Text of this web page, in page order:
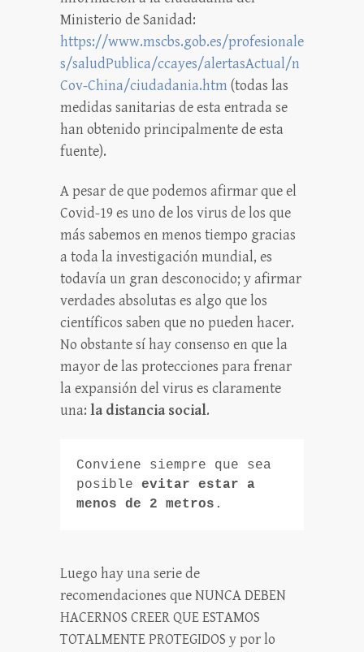
Ministerio de Sanidad:
https://www.mscbs.gob.es/profesionale
s/saludPublica/ccayes/alertasActual/n
Cov-China/ciudadania.htm (todas las
medidas sanitarias de esta entrada se
han obtenido principalmente de esta
fuente).
A pesar de que podemos afirmar que el
Covid-19 es uno de los virus de los que
más sabemos en menos tiempo gracias
a toda la investigación mundial, es
todavía un gran desconocido; y afirmar
verdades absolutas es algo que los
científicos saben que no pueden hacer.
No obstante sí hay consenso en que la
mayor de las protecciones para frenar
la expansión del virus es claramente
una: la distancia social.
Conviene siempre que sea
posible evitar estar a
menos de 2 metros .
Luego hay una serie de
recomendaciones que NUNCA DEBEN
HACERNOS CREER QUE ESTAMOS
TOTALMENTE PROTEGIDOS y por lo